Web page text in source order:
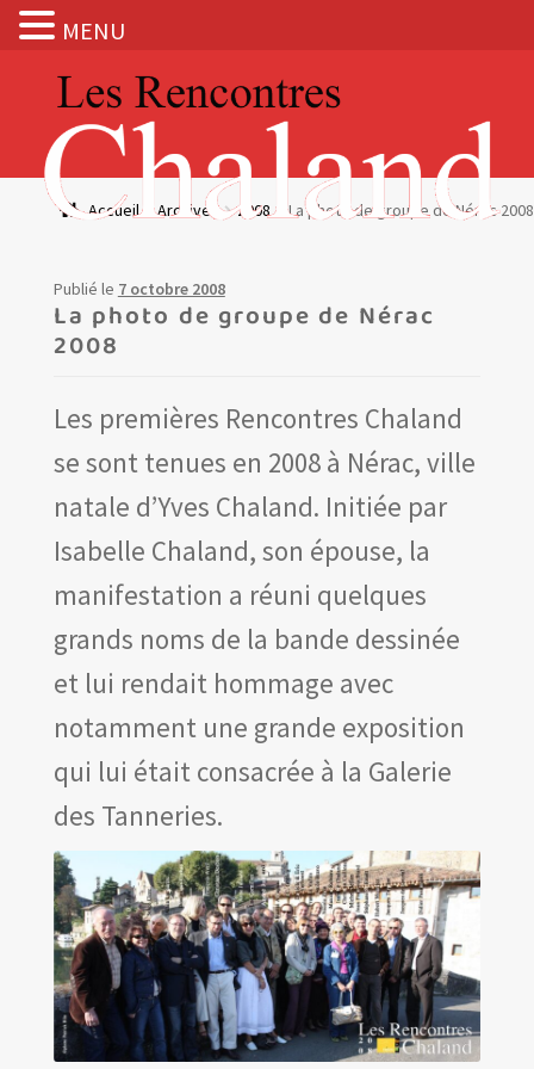
navigation
contenu
Actualités
BOUTIQUE
Prix de lecture
Hors les murs
Les amis d’Yves Chaland
LUDIBD
Accueil Archives 2008 La photo de groupe de Nérac 2008
Publié le 7 octobre 2008
La photo de groupe de Nérac
2008
Les premières Rencontres Chaland
se sont tenues en 2008 à Nérac, ville
natale d’Yves Chaland. Initiée par
Isabelle Chaland, son épouse, la
manifestation a réuni quelques
grands noms de la bande dessinée
et lui rendait hommage avec
notamment une grande exposition
qui lui était consacrée à la Galerie
des Tanneries.
MENU